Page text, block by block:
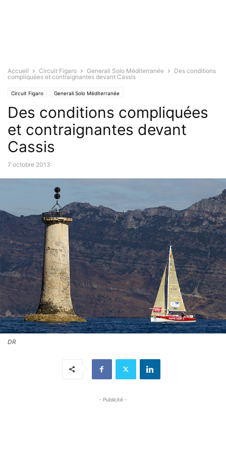
Accueil Circuit Figaro Generali Solo Méditerranée
Des conditions
compliquées et contraignantes devant Cassis
Circuit Figaro Generali Solo Méditerranée
Des conditions compliquées
et contraignantes devant
Cassis
7 octobre 2013
DR
- Publicité -